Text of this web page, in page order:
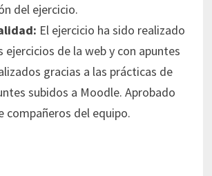
del ejercicio.
El ejercicio ha sido realizado
de la web y con apuntes
gracias a las prácticas de
subidos a Moodle. Aprobado
compañeros del equipo.